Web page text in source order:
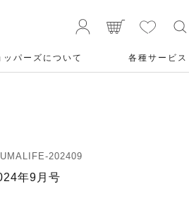
ッパーズについて 各種サービス
202409
年9月号